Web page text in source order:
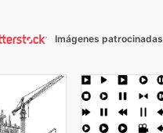
Imágenes patrocinadas